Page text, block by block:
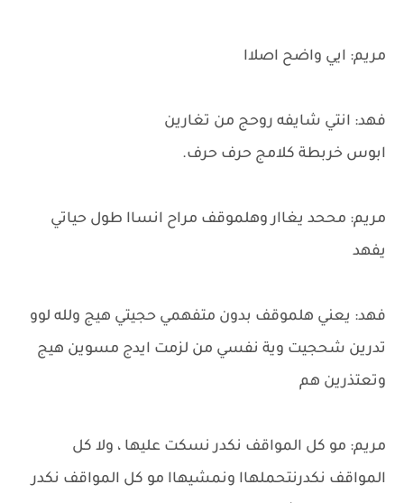
مريم: ايي واضح اصلاا
فهد: انتي شايفه روحج من تغارين
ابوس خربطة كلامج حرف حرف.
مريم: مححد يغاار وهلموقف مراح انساا طول حياتي
يفهد
فهد: يعني هلموقف بدون متفهمي حجيتي هيج ولله لوو
تدرين شحجيت وية نفسي من لزمت ايدج مسوين هيج
وتعتذرين هم
مريم: مو كل المواقف نكدر نسكت عليها ، ولا كل
المواقف نكدرنتحملهاا ونمشيهاا مو كل المواقف نكدر